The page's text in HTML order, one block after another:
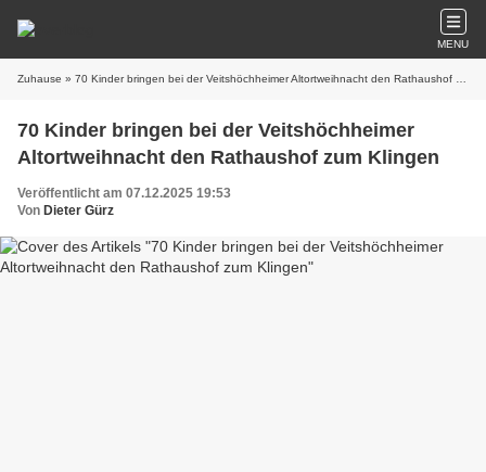
MENU
Zuhause » 70 Kinder bringen bei der Veitshöchheimer Altortweihnacht den Rathaushof zum Klingen
70 Kinder bringen bei der Veitshöchheimer
Altortweihnacht den Rathaushof zum Klingen
Veröffentlicht am 07.12.2025 19:53
Von Dieter Gürz